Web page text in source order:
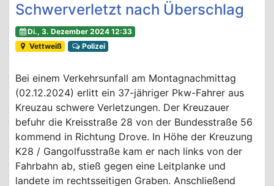
Schwerverletzt nach Überschlag
Di., 3. Dezember 2024 12:33
Vettweiß
Polizei
Bei einem Verkehrsunfall am Montagnachmittag
(02.12.2024) erlitt ein 37-jähriger Pkw-Fahrer aus
Kreuzau schwere Verletzungen. Der Kreuzauer
befuhr die Kreisstraße 28 von der Bundesstraße 56
kommend in Richtung Drove. In Höhe der Kreuzung
K28 / Gangolfusstraße kam er nach links von der
Fahrbahn ab, stieß gegen eine Leitplanke und
landete im rechtsseitigen Graben. Anschließend